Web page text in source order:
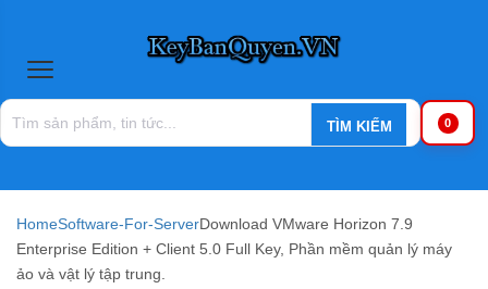
0
HomeSoftware-For-ServerDownload VMware Horizon 7.9
Enterprise Edition + Client 5.0 Full Key, Phần mềm quản lý máy
ảo và vật lý tập trung.